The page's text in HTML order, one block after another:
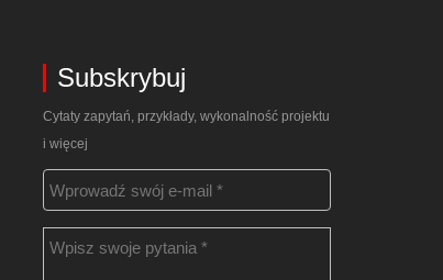
Subskrybuj
Cytaty zapytań, przykłady, wykonalność projektu
i więcej